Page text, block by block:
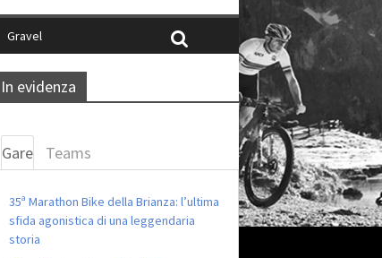
Gravel
In evidenza
Gare Teams
35ª Marathon Bike della Brianza: l’ultima
sfida agonistica di una leggendaria
storia